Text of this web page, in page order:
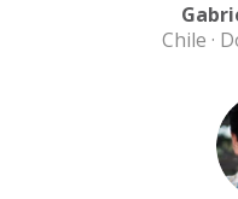
Chile ·